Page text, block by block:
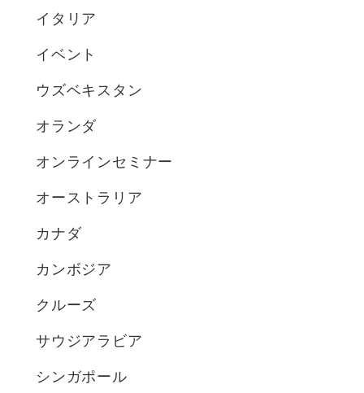
イタリア
イベント
ウズベキスタン
オランダ
オンラインセミナー
オーストラリア
カナダ
カンボジア
クルーズ
サウジアラビア
シンガポール